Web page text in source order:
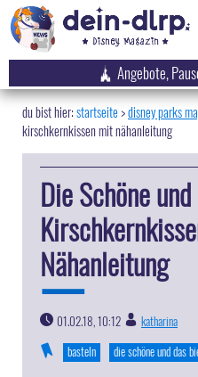
Angebote,
startseite disney parks
kirschkernkissen mit nähanleitung
Die Schöne
Nähanleitung
01.02.18, 10:12
katharina
basteln
die schöne und das